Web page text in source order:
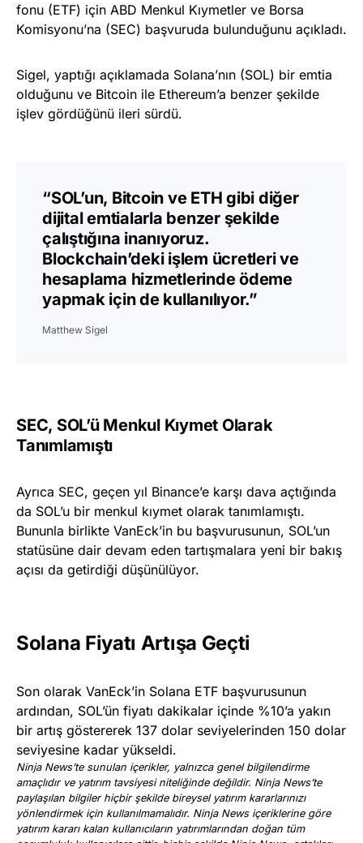
fonu (ETF) için ABD Menkul Kıymetler ve Borsa
Komisyonu’na (SEC) başvuruda bulunduğunu açıkladı.
Sigel, yaptığı açıklamada Solana’nın (SOL) bir emtia
olduğunu ve Bitcoin ile Ethereum’a benzer şekilde
işlev gördüğünü ileri sürdü.
“SOL’un, Bitcoin ve ETH gibi diğer
dijital emtialarla benzer şekilde
çalıştığına inanıyoruz.
Blockchain’deki işlem ücretleri ve
hesaplama hizmetlerinde ödeme
yapmak için de kullanılıyor.”
Matthew Sigel
SEC, SOL’ü Menkul Kıymet Olarak
Tanımlamıştı
Ayrıca SEC, geçen yıl Binance’e karşı dava açtığında
da SOL’u bir menkul kıymet olarak tanımlamıştı.
Bununla birlikte VanEck’in bu başvurusunun, SOL’un
statüsüne dair devam eden tartışmalara yeni bir bakış
açısı da getirdiği düşünülüyor.
Solana Fiyatı Artışa Geçti
Son olarak VanEck’in Solana ETF başvurusunun
ardından, SOL’ün fiyatı dakikalar içinde %10’a yakın
bir artış göstererek 137 dolar seviyelerinden 150 dolar
seviyesine kadar yükseldi.
Ninja News’te sunulan içerikler, yalnızca genel bilgilendirme
amaçlıdır ve yatırım tavsiyesi niteliğinde değildir. Ninja News’te
paylaşılan bilgiler hiçbir şekilde bireysel yatırım kararlarınızı
yönlendirmek için kullanılmamalıdır. Ninja News içeriklerine göre
yatırım kararı kalan kullanıcıların yatırımlarından doğan tüm